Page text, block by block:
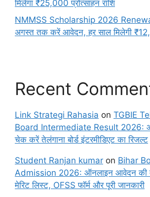
मिलेगा ₹25,000 प्रोत्साहन राशि
NMMSS Scholarship 2026
अगस्त तक करें आवेदन, हर साल मिलेगी
Recent
Link Strategi Rahasia on TGBIE
Board Intermediate Result 2026:
चेक करें तेलंगाना बोर्ड इंटरमीडिएट का रिजल्ट
Student Ranjan kumar on Bihar
Admission 2026: ऑनलाइन आवेदन की
मेरिट लिस्ट, OFSS फॉर्म और पूरी जानकारी